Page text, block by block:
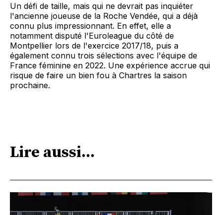
Un défi de taille, mais qui ne devrait pas inquiéter
l'ancienne joueuse de la Roche Vendée, qui a déjà
connu plus impressionnant. En effet, elle a
notamment disputé l'Euroleague du côté de
Montpellier lors de l'exercice 2017/18, puis a
également connu trois sélections avec l'équipe de
France féminine en 2022. Une expérience accrue qui
risque de faire un bien fou à Chartres la saison
prochaine.
Lire aussi...